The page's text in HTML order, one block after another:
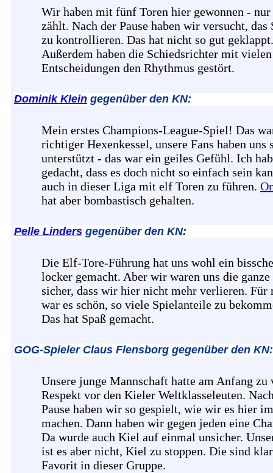
Wir haben mit fünf Toren hier gewonnen - nur
zählt. Nach der Pause haben wir versucht, das
zu kontrollieren. Das hat nicht so gut geklappt.
Außerdem haben die Schiedsrichter mit vielen
Entscheidungen den Rhythmus gestört.
Dominik Klein gegenüber den KN:
Mein erstes Champions-League-Spiel! Das
richtiger Hexenkessel, unsere Fans haben uns
unterstützt - das war ein geiles Gefühl. Ich
gedacht, dass es doch nicht so einfach sein
auch in dieser Liga mit elf Toren zu führen.
hat aber bombastisch gehalten.
Pelle Linders gegenüber den KN:
Die Elf-Tore-Führung hat uns wohl ein
locker gemacht. Aber wir waren uns die
sicher, dass wir hier nicht mehr verlieren. Für
war es schön, so viele Spielanteile zu
Das hat Spaß gemacht.
GOG-Spieler Claus Flensborg gegenüber den KN:
Unsere junge Mannschaft hatte am Anfang zu
Respekt vor den Kieler Weltklasseleuten.
Pause haben wir so gespielt, wie wir es hier
machen. Dann haben wir gegen jeden eine
Da wurde auch Kiel auf einmal unsicher.
ist es aber nicht, Kiel zu stoppen. Die sind
Favorit in dieser Gruppe.